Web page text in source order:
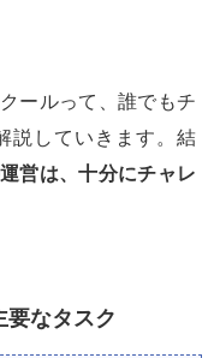
ールって、誰でもチ
説していきます。結
営は、十分にチャレ
要なタスク